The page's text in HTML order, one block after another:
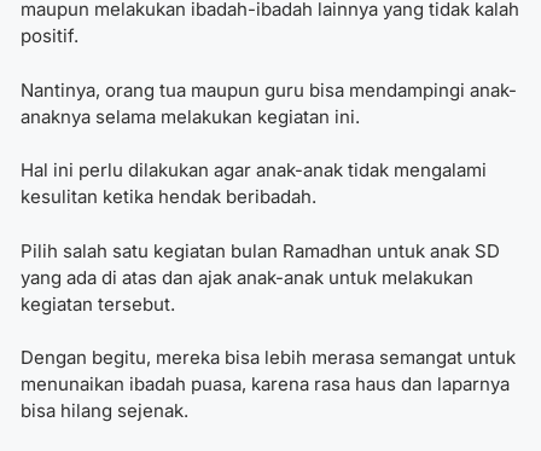
maupun melakukan ibadah-ibadah lainnya yang tidak kalah
positif.
Nantinya, orang tua maupun guru bisa mendampingi anak-
anaknya selama melakukan kegiatan ini.
Hal ini perlu dilakukan agar anak-anak tidak mengalami
kesulitan ketika hendak beribadah.
Pilih salah satu kegiatan bulan Ramadhan untuk anak SD
yang ada di atas dan ajak anak-anak untuk melakukan
kegiatan tersebut.
Dengan begitu, mereka bisa lebih merasa semangat untuk
menunaikan ibadah puasa, karena rasa haus dan laparnya
bisa hilang sejenak.